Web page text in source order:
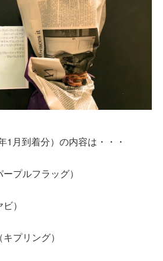
1月到着分）の内容は・・・
プルフラッグ）
）
プリング）